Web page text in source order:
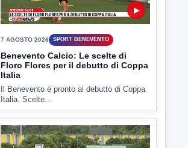
Il Benevento è pronto al debutto di Coppa
Italia. Scelte...
▶